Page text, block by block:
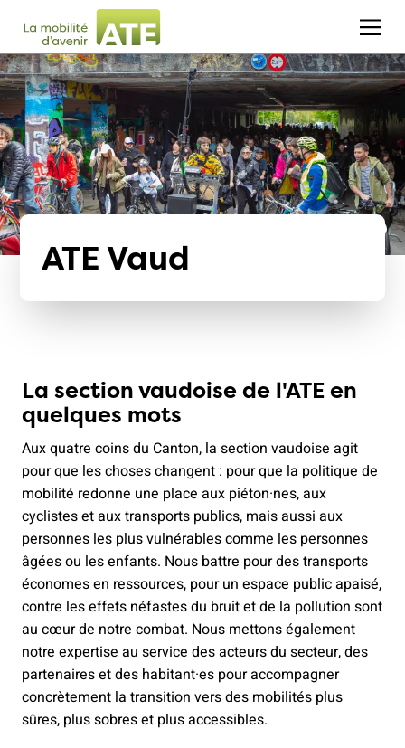
ATE Vaud
La section vaudoise de l'ATE en
quelques mots
Aux quatre coins du Canton, la section vaudoise agit
pour que les choses changent : pour que la politique de
mobilité redonne une place aux piéton·nes, aux
cyclistes et aux transports publics, mais aussi aux
personnes les plus vulnérables comme les personnes
âgées ou les enfants. Nous battre pour des transports
économes en ressources, pour un espace public apaisé,
contre les effets néfastes du bruit et de la pollution sont
au cœur de notre combat. Nous mettons également
notre expertise au service des acteurs du secteur, des
partenaires et des habitant·es pour accompagner
concrètement la transition vers des mobilités plus
sûres, plus sobres et plus accessibles.